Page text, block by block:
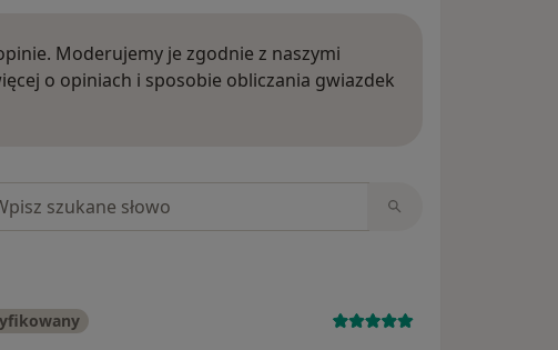
Moderujemy je zgodnie z naszymi
o opiniach i sposobie obliczania gwiazdek
w opiniach